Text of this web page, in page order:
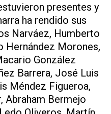
presentes y
ha rendido sus
Narváez, Humberto
Hernández Morones,
González
Barrera, José Luis
Méndez Figueroa,
Abraham Bermejo